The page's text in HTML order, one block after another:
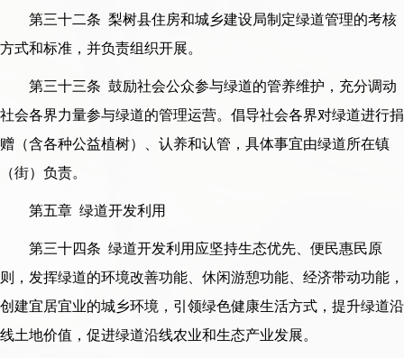
第三十二条 梨树县住房和城乡建设局制定绿道管理的考核
方式和标准，并负责组织开展。
第三十三条 鼓励社会公众参与绿道的管养维护，充分调动
社会各界力量参与绿道的管理运营。倡导社会各界对绿道进行捐
赠（含各种公益植树）、认养和认管，具体事宜由绿道所在镇
（街）负责。
第五章 绿道开发利用
第三十四条 绿道开发利用应坚持生态优先、便民惠民原
则，发挥绿道的环境改善功能、休闲游憩功能、经济带动功能，
创建宜居宜业的城乡环境，引领绿色健康生活方式，提升绿道沿
线土地价值，促进绿道沿线农业和生态产业发展。